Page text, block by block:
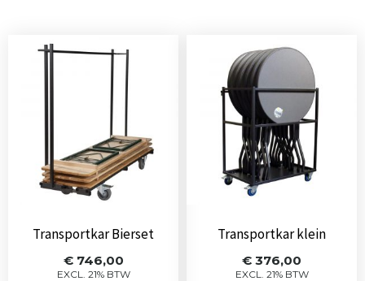
Transportkar Bierset
€746,00
EXCL. 21% BTW
Transportkar klein
€ 376,00
EXCL. 21% BTW